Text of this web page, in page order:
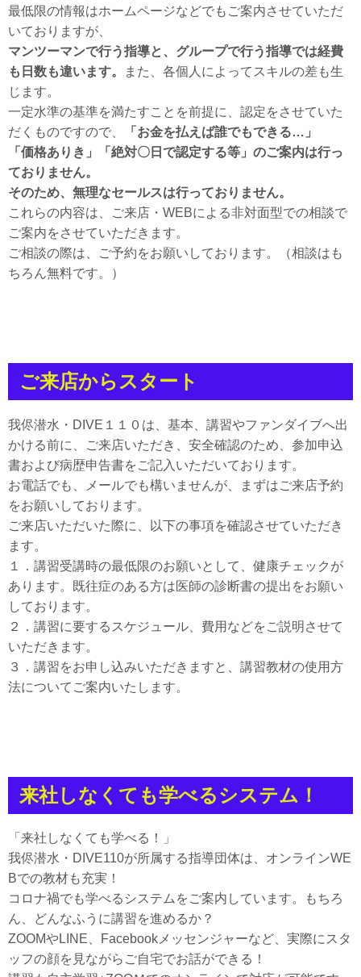
最低限の情報はホームページなどでもご案内させていただ
いておりますが、
マンツーマンで行う指導と、グループで行う指導では経費
も日数も違います。
また、各個人によってスキルの差も生
じます。
一定水準の基準を満たすことを前提に、認定をさせていた
だくものですので、
「お金を払えば誰でもできる…」
「価格ありき」「絶対〇日で認定する等」のご案内は行っ
ておりません。
そのため、無理なセールスは行っておりません。
これらの内容は、ご来店・WEBによる非対面型での相談で
ご案内をさせていただきます。
ご相談の際は、ご予約をお願いしております。（相談はも
ちろん無料です。）
ご来店からスタート
我侭潜水・DIVE１１０は、基本、講習やファンダイブへ出
かける前に、ご来店いただき、安全確認のため、参加申込
書および病歴申告書をご記入いただいております。
お電話でも、メールでも構いませんが、まずはご来店予約
をお願いしております。
ご来店いただいた際に、以下の事項を確認させていただき
ます。
１．講習受講時の最低限のお願いとして、健康チェックが
あります。既往症のある方は医師の診断書の提出をお願い
しております。
２．講習に要するスケジュール、費用などをご説明させて
いただきます。
３．講習をお申し込みいただきますと、講習教材の使用方
法についてご案内いたします。
来社しなくても学べるシステム！
「来社しなくても学べる！」
我侭潜水・DIVE110が所属する指導団体は、オンラインWE
Bでの教材も充実！
コロナ禍でも学べるシステムをご案内しています。もちろ
ん、どんなふうに講習を進めるか？
ZOOMやLINE、Facebookメッセンジャーなど、実際にスタ
ッフの顔を見ながらご自宅でお話ができる！